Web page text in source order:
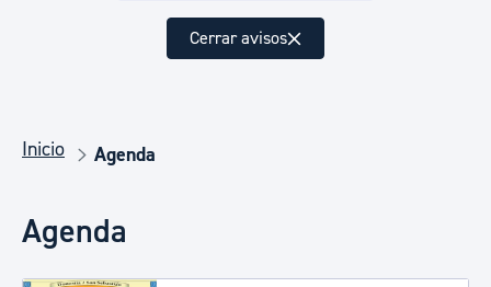
Cerrar avisos
Inicio Agenda
Agenda